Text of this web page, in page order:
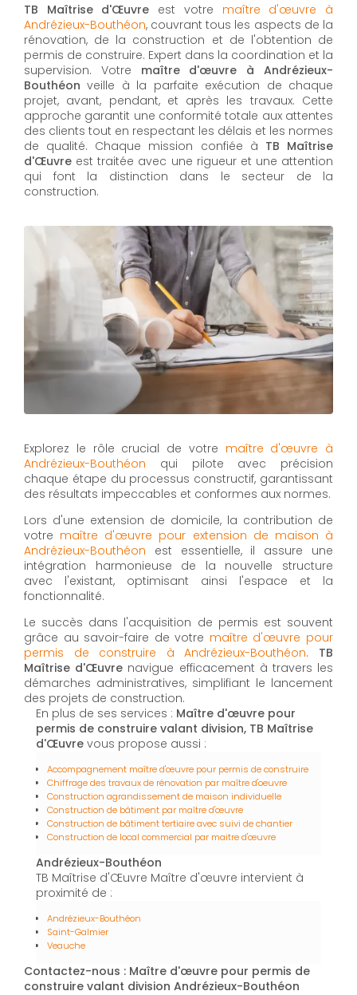
TB Maîtrise d'Œuvre est votre maître d'œuvre à
Andrézieux-Bouthéon, couvrant tous les aspects de la
rénovation, de la construction et de l'obtention de
permis de construire. Expert dans la coordination et la
supervision. Votre maître d'œuvre à Andrézieux-
Bouthéon veille à la parfaite exécution de chaque
projet, avant, pendant, et après les travaux. Cette
approche garantit une conformité totale aux attentes
des clients tout en respectant les délais et les normes
de qualité. Chaque mission confiée à TB Maîtrise
d'Œuvre est traitée avec une rigueur et une attention
qui font la distinction dans le secteur de la
construction.
Explorez le rôle crucial de votre maître d'œuvre à
Andrézieux-Bouthéon qui pilote avec précision
chaque étape du processus constructif, garantissant
des résultats impeccables et conformes aux normes.
Lors d'une extension de domicile, la contribution de
votre maître d'œuvre pour extension de maison à
Andrézieux-Bouthéon est essentielle, il assure une
intégration harmonieuse de la nouvelle structure
avec l'existant, optimisant ainsi l'espace et la
fonctionnalité.
Le succès dans l'acquisition de permis est souvent
grâce au savoir-faire de votre maître d'œuvre pour
permis de construire à Andrézieux-Bouthéon. TB
Maîtrise d'Œuvre navigue efficacement à travers les
démarches administratives, simplifiant le lancement
des projets de construction.
En plus de ses services : Maître d'œuvre pour
permis de construire valant division, TB Maîtrise
d'Œuvre vous propose aussi :
Accompagnement maître d'œuvre pour permis de construire
Chiffrage des travaux de rénovation par maître d'oeuvre
Construction agrandissement de maison individuelle
Construction de bâtiment par maître d'œuvre
Construction de bâtiment tertiaire avec suivi de chantier
Construction de local commercial par maitre d'œuvre
Andrézieux-Bouthéon
TB Maîtrise d'Œuvre Maître d'œuvre intervient à
proximité de :
Andrézieux-Bouthéon
Saint-Galmier
Veauche
Contactez-nous : Maître d'œuvre pour permis de
construire valant division Andrézieux-Bouthéon